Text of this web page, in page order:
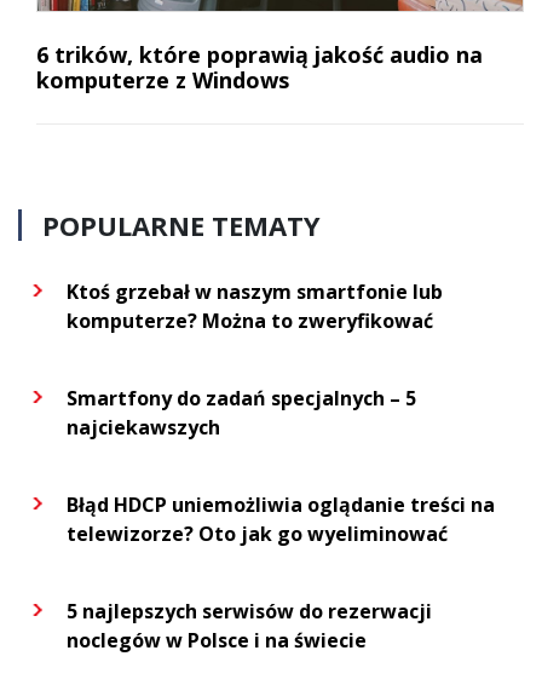
6 trików, które poprawią jakość audio na
komputerze z Windows
POPULARNE TEMATY
Ktoś grzebał w naszym smartfonie lub
komputerze? Można to zweryfikować
Smartfony do zadań specjalnych – 5
najciekawszych
Błąd HDCP uniemożliwia oglądanie treści na
telewizorze? Oto jak go wyeliminować
5 najlepszych serwisów do rezerwacji
noclegów w Polsce i na świecie